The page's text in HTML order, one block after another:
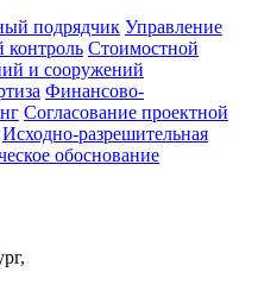
подрядчик Управление
контроль Стоимостной
и сооружений
Финансово-
Согласование проектной
Исходно-разрешительная
обоснование